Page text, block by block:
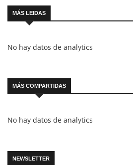
MÁS LEIDAS
No hay datos de analytics
MÁS COMPARTIDAS
No hay datos de analytics
NEWSLETTER